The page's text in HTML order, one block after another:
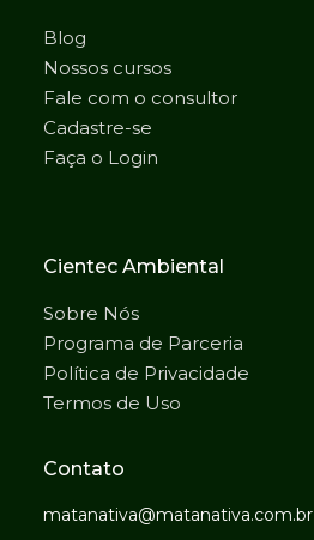
Blog
Nossos cursos
Fale com o consultor
Cadastre-se
Faça o Login
Cientec Ambiental
Sobre Nós
Programa de Parceria
Política de Privacidade
Termos de Uso
Contato
matanativa@matanativa.com.br